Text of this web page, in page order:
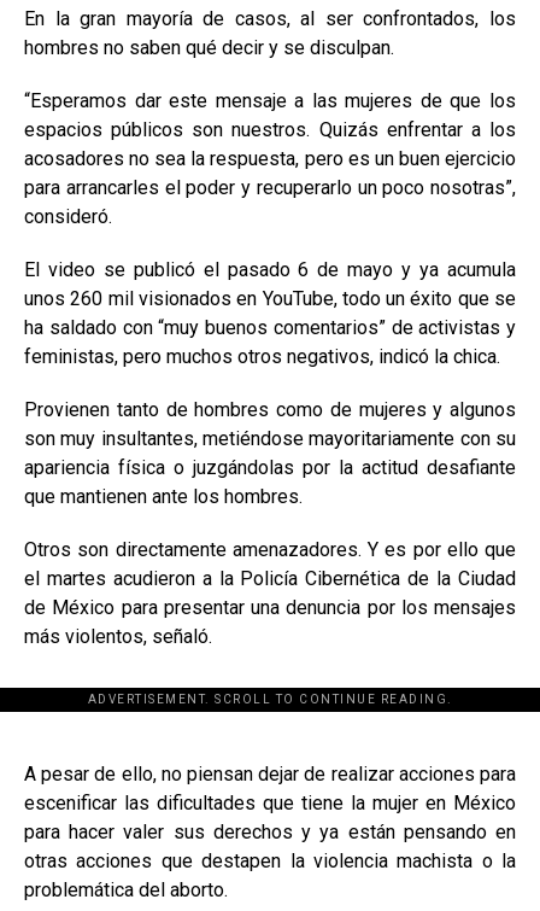
En la gran mayoría de casos, al ser confrontados, los
hombres no saben qué decir y se disculpan.
“Esperamos dar este mensaje a las mujeres de que los
espacios públicos son nuestros. Quizás enfrentar a los
acosadores no sea la respuesta, pero es un buen ejercicio
para arrancarles el poder y recuperarlo un poco nosotras”,
consideró.
El video se publicó el pasado 6 de mayo y ya acumula
unos 260 mil visionados en YouTube, todo un éxito que se
ha saldado con “muy buenos comentarios” de activistas y
feministas, pero muchos otros negativos, indicó la chica.
Provienen tanto de hombres como de mujeres y algunos
son muy insultantes, metiéndose mayoritariamente con su
apariencia física o juzgándolas por la actitud desafiante
que mantienen ante los hombres.
Otros son directamente amenazadores. Y es por ello que
el martes acudieron a la Policía Cibernética de la Ciudad
de México para presentar una denuncia por los mensajes
más violentos, señaló.
ADVERTISEMENT. SCROLL TO CONTINUE READING.
[adsforwp id="243463"]
A pesar de ello, no piensan dejar de realizar acciones para
escenificar las dificultades que tiene la mujer en México
para hacer valer sus derechos y ya están pensando en
otras acciones que destapen la violencia machista o la
problemática del aborto.